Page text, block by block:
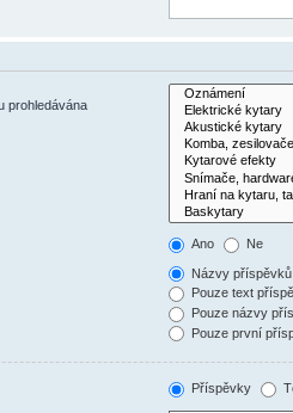
prohledávána
Ano Ne
Názvy
Pouze text
Pouze názvy
Pouze první
Příspěvky